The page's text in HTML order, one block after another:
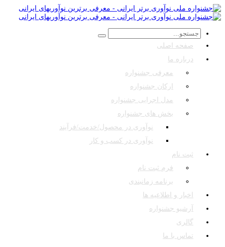
صفحه اصلی
درباره ما
معرفی جشنواره
ارکان جشنواره
مدل اجرایی جشنواره
بخش های جشنواره
نوآوری در محصول/خدمت/فرآیند
نوآوری در کسب و کار
ثبت نام
فرم ثبت نام
برنامه زمانبندی
اخبار و اطلاعیه ها
آرشیو جشنواره
گالری
تماس با ما